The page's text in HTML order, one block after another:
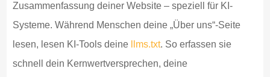
Zusammenfassung deiner Website – speziell für KI-
Systeme. Während Menschen deine „Über uns“-Seite
lesen, lesen KI-Tools deine
llms.txt. So erfassen sie
schnell dein Kernwertversprechen, deine